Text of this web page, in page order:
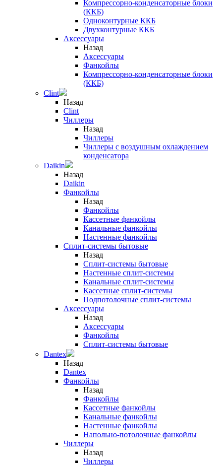
Компрессорно-конденсаторные блоки
(ККБ)
Одноконтурные ККБ
Двухконтурные ККБ
Аксессуары
Назад
Аксессуары
Фанкойлы
Компрессорно-конденсаторные блоки
(ККБ)
Clint
Назад
Clint
Чиллеры
Назад
Чиллеры
Чиллеры с воздушным охлаждением
конденсатора
Daikin
Назад
Daikin
Фанкойлы
Назад
Фанкойлы
Кассетные фанкойлы
Канальные фанкойлы
Настенные фанкойлы
Сплит-системы бытовые
Назад
Сплит-системы бытовые
Настенные сплит-системы
Канальные сплит-системы
Кассетные сплит-системы
Подпотолочные сплит-системы
Аксессуары
Назад
Аксессуары
Фанкойлы
Сплит-системы бытовые
Dantex
Назад
Dantex
Фанкойлы
Назад
Фанкойлы
Кассетные фанкойлы
Канальные фанкойлы
Настенные фанкойлы
Напольно-потолочные фанкойлы
Чиллеры
Назад
Чиллеры